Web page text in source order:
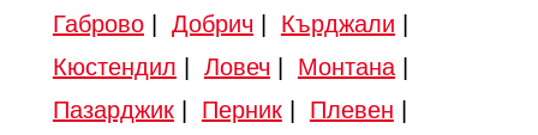
Габрово| Добрич Кърджали
Кюстендил
Ловеч Монтана|
Пазарджик| Перник| Плевен